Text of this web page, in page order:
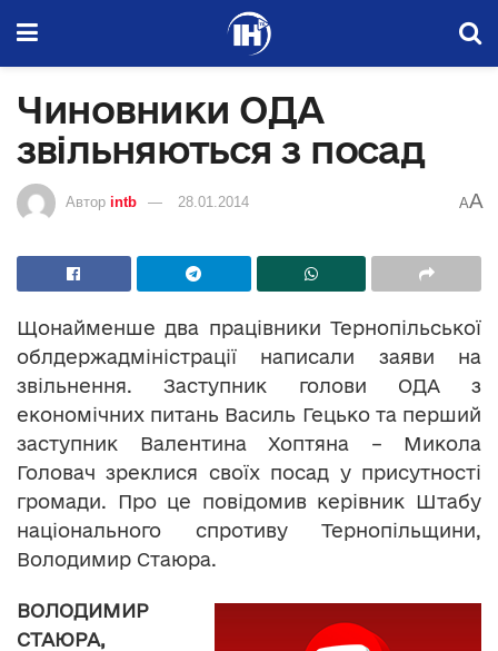
Чиновники ОДА
звільняються з посад
Автор intb 28.01.2014 AA
Щонайменше два працівники Тернопільської
облдержадміністрації написали заяви на
звільнення. Заступник голови ОДА з
економічних питань Василь Гецько та перший
заступник Валентина Хоптяна – Микола
Головач зреклися своїх посад у присутності
громади. Про це повідомив керівник Штабу
національного спротиву Тернопільщини,
Володимир Стаюра.
ВОЛОДИМИР
СТАЮРА,